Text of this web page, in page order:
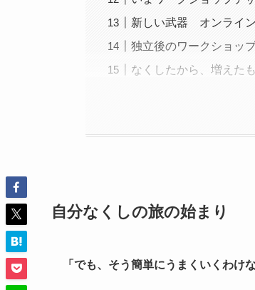
新しい武器 オンライン
独立後のワークショッ
なくしたから、増えた
自分なくしの旅の始まり
「でも、そう簡単にうまくいくわけ